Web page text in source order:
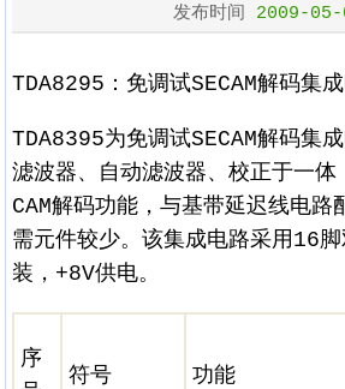
发布时间 2009-05-
TDA8295：免调试SECAM解码集
TDA8395为免调试SECAM解码集
滤波器、自动滤波器、校正于一体
CAM解码功能，与基带延迟线电路
需元件较少。该集成电路采用16
装，+8V供电。
序
符号 功能